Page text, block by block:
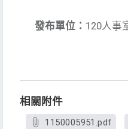
發布單位： 120人事
相關附件
1150005951.pdf